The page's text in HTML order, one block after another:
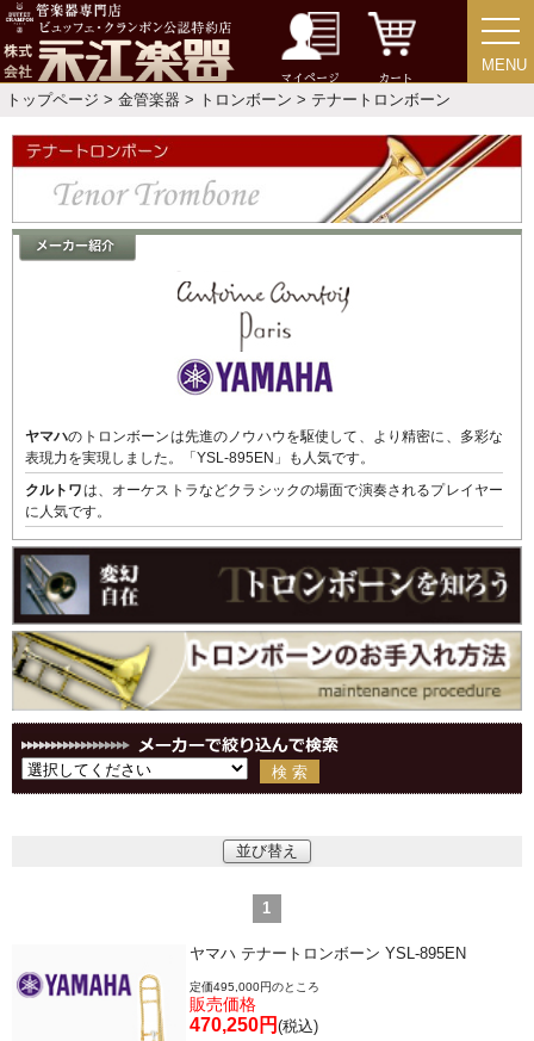
マイページ カート
MENU
MENU
トップページ > 金管楽器 > トロンボーン > テナートロンボーン
ヤマハのトロンボーンは先進のノウハウを駆使して、より精密に、多彩な
表現力を実現しました。「YSL-895EN」も人気です。
クルトワは、オーケストラなどクラシックの場面で演奏されるプレイヤー
に人気です。
並び替え
1
ヤマハ テナートロンボーン YSL-895EN
定価495,000円のところ
販売価格
470,250円 (税込)
音楽ギフト・雑貨
書籍・CD
音楽教本
中古・アウトレット
アウトレット
中古楽器
今月のお買い得品
目的・用途別で楽器を探す
メーカー別で探す
価格・ランキングで探す